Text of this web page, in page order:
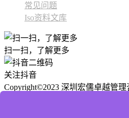
常见问题
Iso资料文库
扫一扫，了解更多
关注抖音
Copyright©2023 深圳宏儒卓越管